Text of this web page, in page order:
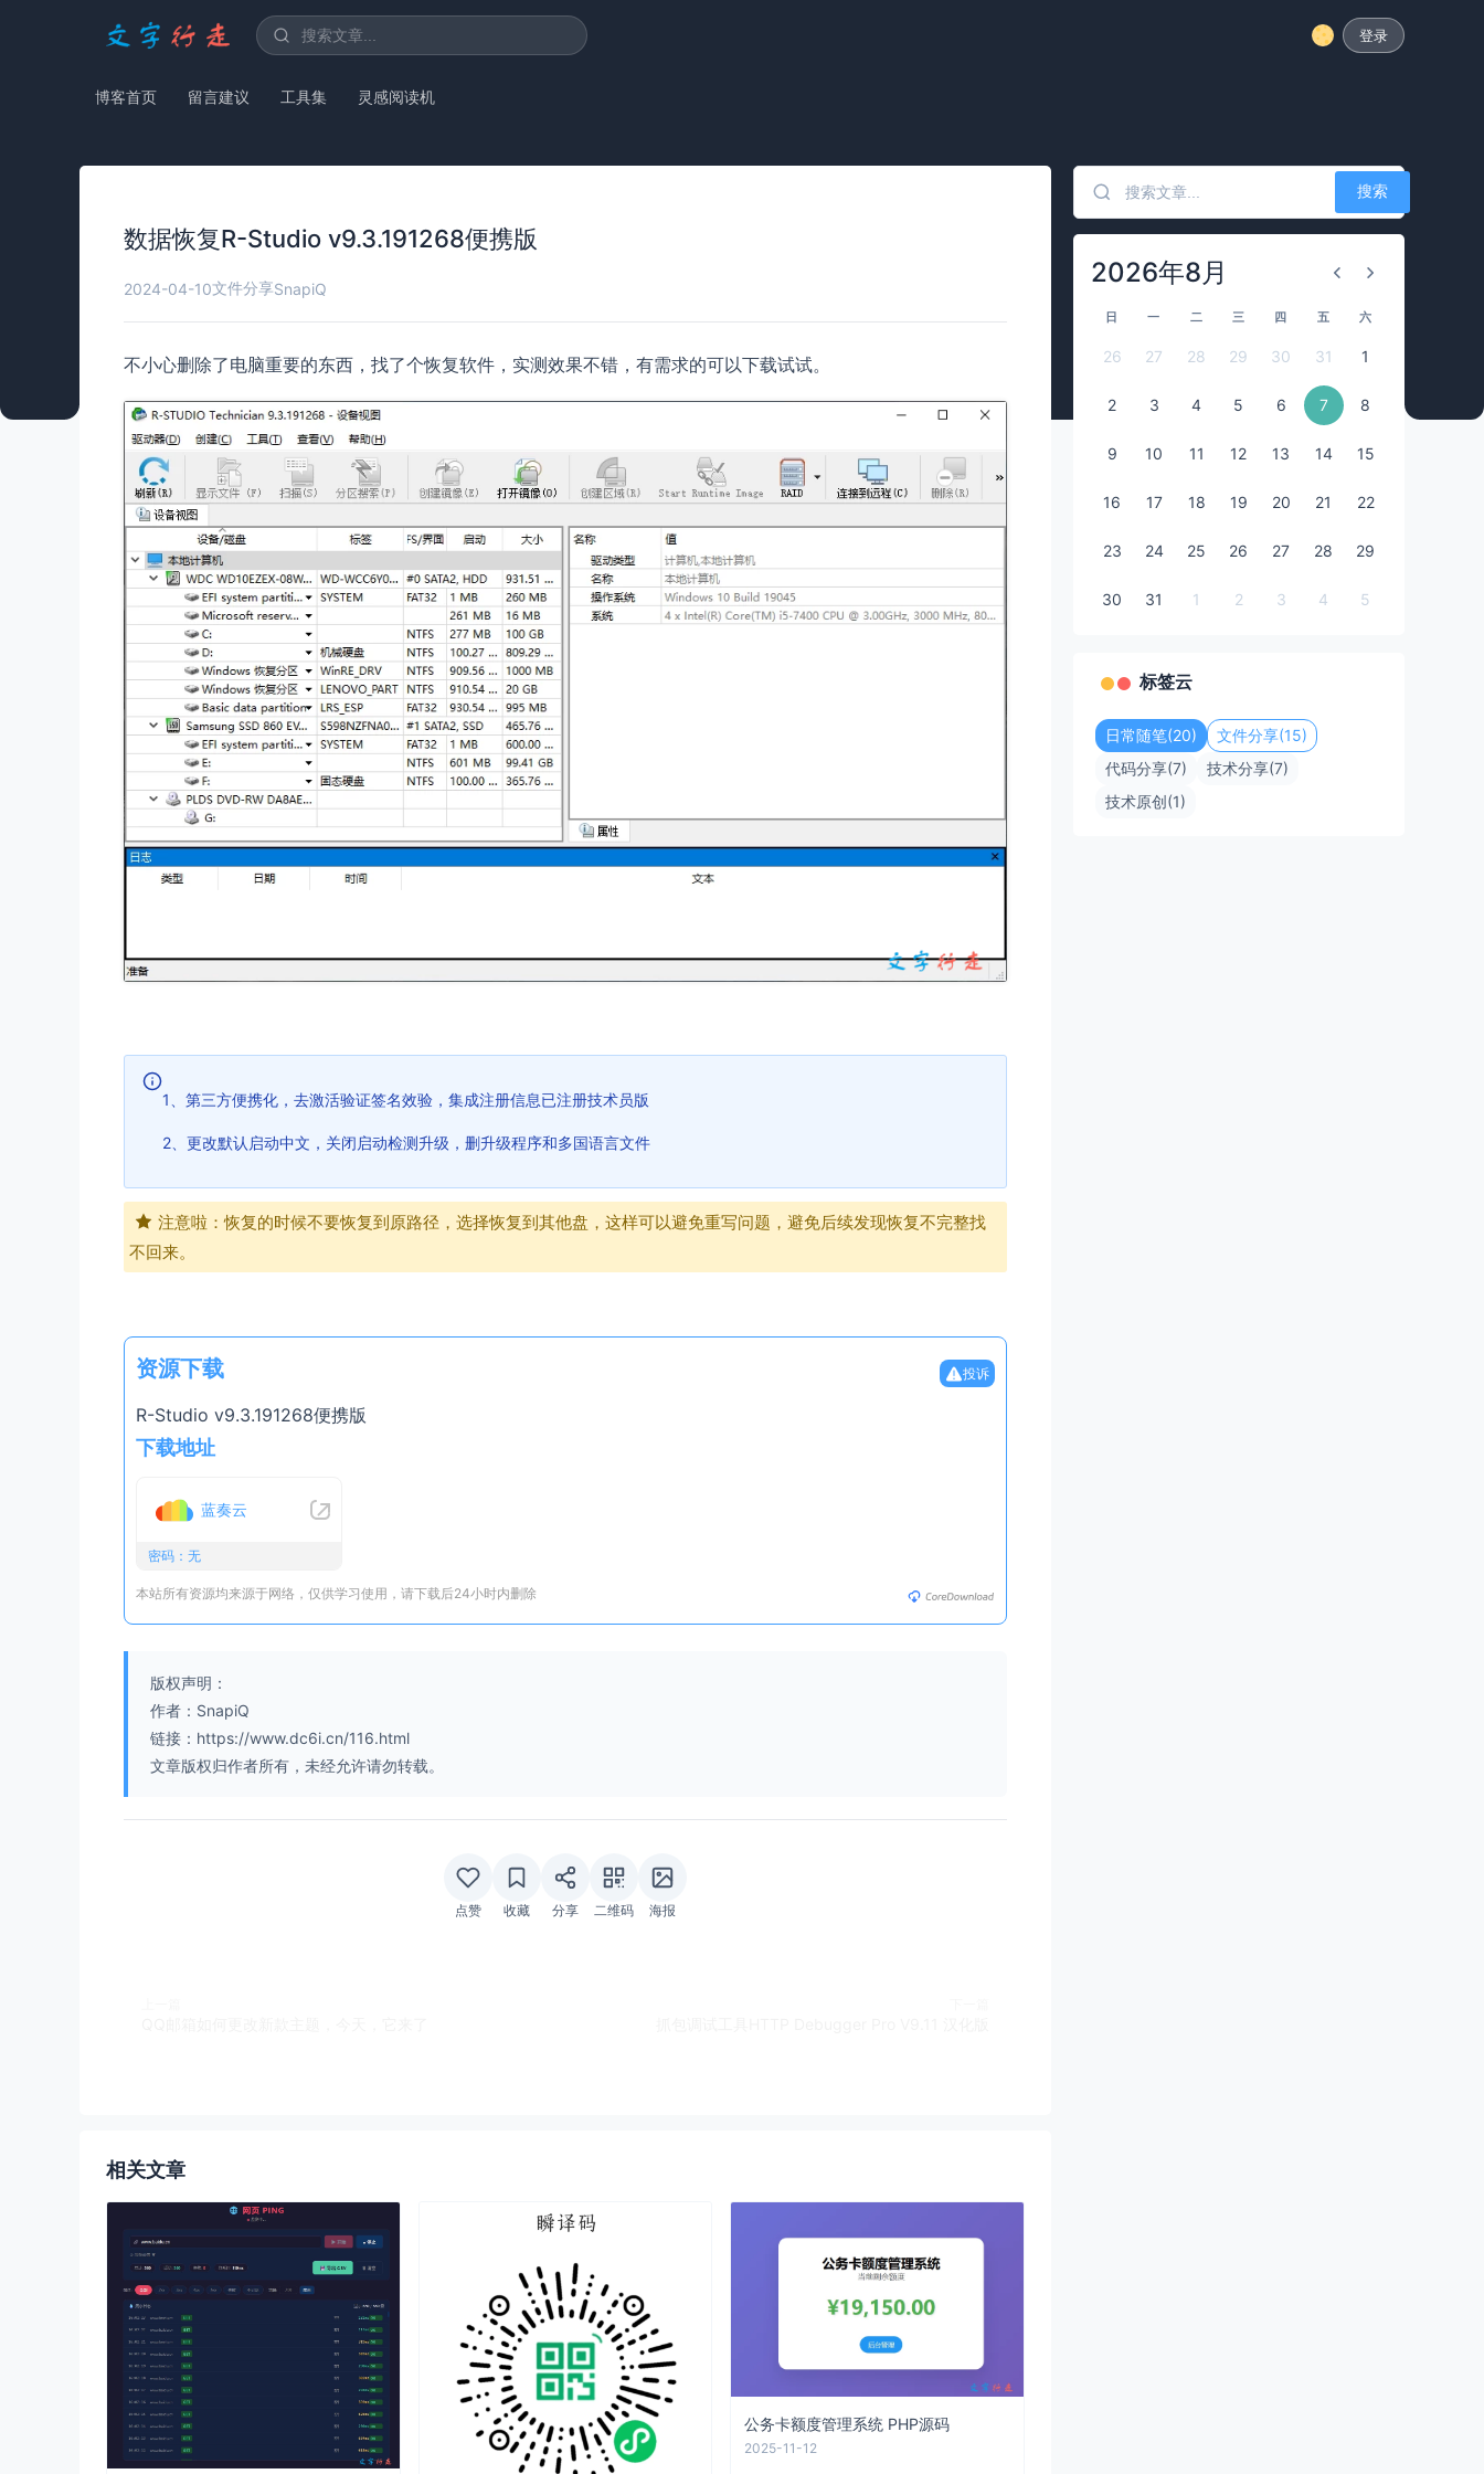
登录
博客首页 留言建议 工具集 灵感阅读机
数据恢复R-Studio v9.3.191268便携版
2024-04-10文件分享SnapiQ
不小心删除了电脑重要的东西，找了个恢复软件，实测效果不错，有需求的可以下载试试。
1、第三方便携化，去激活验证签名效验，集成注册信息已注册技术员版
2、更改默认启动中文，关闭启动检测升级，删升级程序和多国语言文件
注意啦：恢复的时候不要恢复到原路径，选择恢复到其他盘，这样可以避免重写问题，避免后续发现恢复不完整找
不回来。
资源下载 投诉
R-Studio v9.3.191268便携版
下载地址
蓝奏云
密码：无
本站所有资源均来源于网络，仅供学习使用，请下载后24小时内删除
版权声明：
作者：SnapiQ
链接：https://www.dc6i.cn/116.html
文章版权归作者所有，未经允许请勿转载。
点赞 收藏 分享 二维码 海报
相关文章
公务卡额度管理系统 PHP源码
2025-11-12
搜索
2026年8月
日 一 二 三 四 五 六
26 27 28 29 30 31 1
2 3 4 5 6 7 8
9 10 11 12 13 14 15
16 17 18 19 20 21 22
23 24 25 26 27 28 29
30 31 1 2 3 4 5
标签云
日常随笔(20)
文件分享(15)
代码分享(7)
技术分享(7)
技术原创(1)